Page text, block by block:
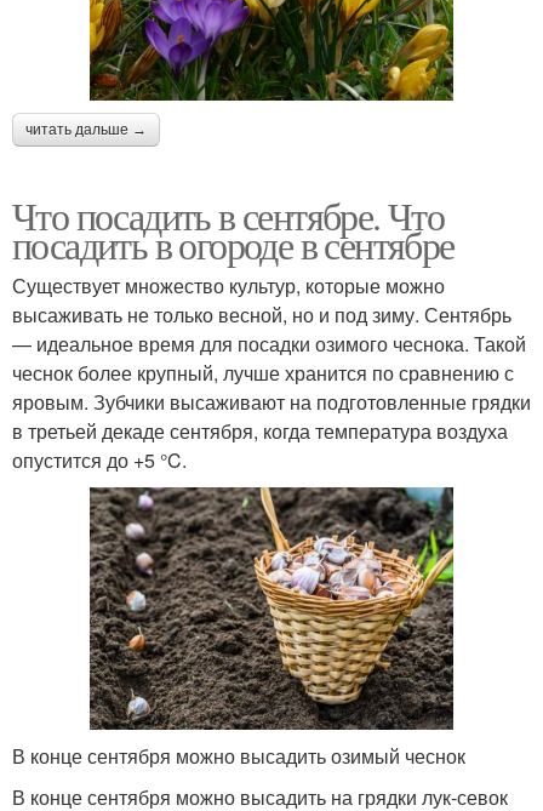
читать дальше →
Что посадить в сентябре. Что
посадить в огороде в сентябре
Существует множество культур, которые можно
высаживать не только весной, но и под зиму. Сентябрь
— идеальное время для посадки озимого чеснока. Такой
чеснок более крупный, лучше хранится по сравнению с
яровым. Зубчики высаживают на подготовленные грядки
в третьей декаде сентября, когда температура воздуха
опустится до +5 °C.
В конце сентября можно высадить озимый чеснок
В конце сентября можно высадить на грядки лук-севок